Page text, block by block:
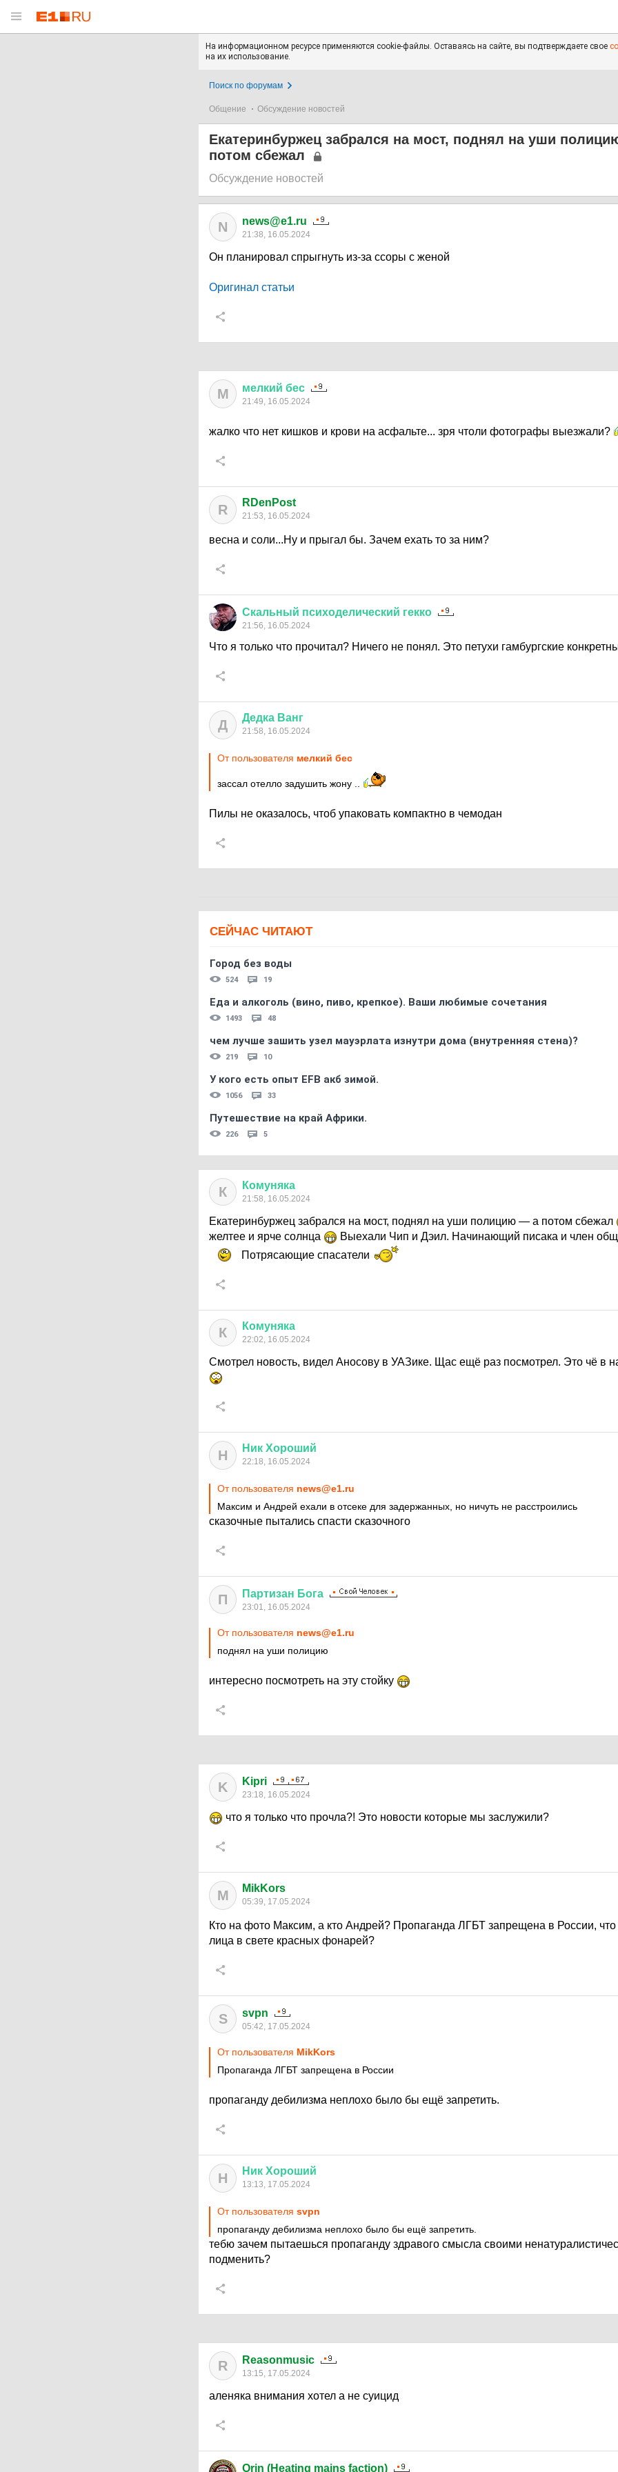
На информационном ресурсе применяются cookie-файлы. Оставаясь на сайте, вы подтверждаете свое
на их использование.
Поиск по форумам
Общение Обсуждение новостей
Екатеринбуржец забрался на мост, поднял на уши
потом сбежал
Обсуждение новостей
N news@e1.ru
21:38, 16.05.2024
Он планировал спрыгнуть из-за ссоры c женой
Оригинал статьи
М мелкий бес
21:49, 16.05.2024
жалко что нет кишков и крови на асфальте... зря чтоли фотографы выезжали?
R RDenPost
21:53, 16.05.2024
весна и соли...Ну и прыгал бы. Зачем ехать то за ним?
Скальный психоделический гекко
21:56, 16.05.2024
Что я только что прочитал? Ничего не понял. Это петухи гамбургские
Д Дедка Ванг
21:58, 16.05.2024
От пользователя мелкий бес
зассал отелло задушить жону ..
Пилы не оказалось, чтоб упаковать компактно в чемодан
СЕЙЧАС ЧИТАЮТ
Город без воды
524 19
Еда и алкоголь (вино, пиво, крепкое). Ваши любимые сочетания
1493 48
чем лучше зашить узел мауэрлата изнутри дома (внутренняя стена)?
219 10
У кого есть опыт EFB акб зимой.
1056 33
Путешествие на край Африки.
226 5
К Комуняка
21:58, 16.05.2024
Екатеринбуржец забрался на мост, поднял на уши полицию — а потом сбежал
желтее и ярче солнца
Выехали Чип и Дэил. Начинающий писака и член
Потрясающие спасатели
К Комуняка
22:02, 16.05.2024
Смотрел новость, видел Аносову в УАЗике. Щас ещё раз посмотрел. Это чё в
Н Ник Хороший
22:18, 16.05.2024
От пользователя news@e1.ru
Максим и Андрей ехали в отсеке для задержанных, но ничуть не расстроились
сказочные пытались спасти сказочного
П Партизан Бога
23:01, 16.05.2024
От пользователя news@e1.ru
поднял на уши полицию
интересно посмотреть на эту стойку
K Kipri
23:18, 16.05.2024
что я только что прочла?! Это новости которые мы заслужили?
M MikKors
05:39, 17.05.2024
Кто на фото Максим, а кто Андрей? Пропаганда ЛГБТ запрещена в России, что
лица в свете красных фонарей?
S svpn
05:42, 17.05.2024
От пользователя MikKors
Пропаганда ЛГБТ запрещена в России
пропаганду дебилизма неплохо было бы ещё запретить.
Н Ник Хороший
13:13, 17.05.2024
От пользователя svpn
пропаганду дебилизма неплохо было бы ещё запретить.
тебю зачем пытаешься пропаганду здравого смысла своими
подменить?
R Reasonmusic
13:15, 17.05.2024
аленяка внимания хотел а не суицид
Orin (Heating mains faction)